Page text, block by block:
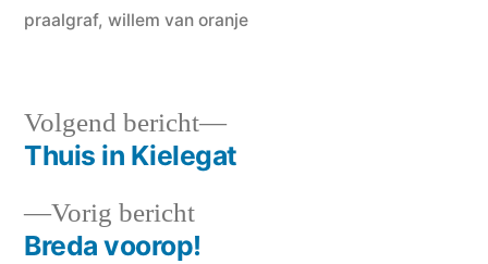
praalgraf, willem van oranje
Bericht
navigatie
Vorig berichtVorig
bericht:
Breda voorop!
Volgend bericht
Volgend
bericht:
Thuis in Kielegat